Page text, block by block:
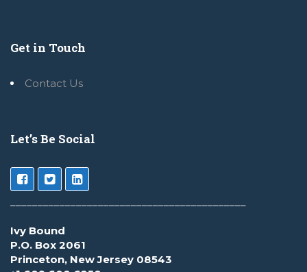
Get in Touch
Contact Us
Let’s Be Social
Ivy Bound
P.O. Box 2061
Princeton, New Jersey 08543